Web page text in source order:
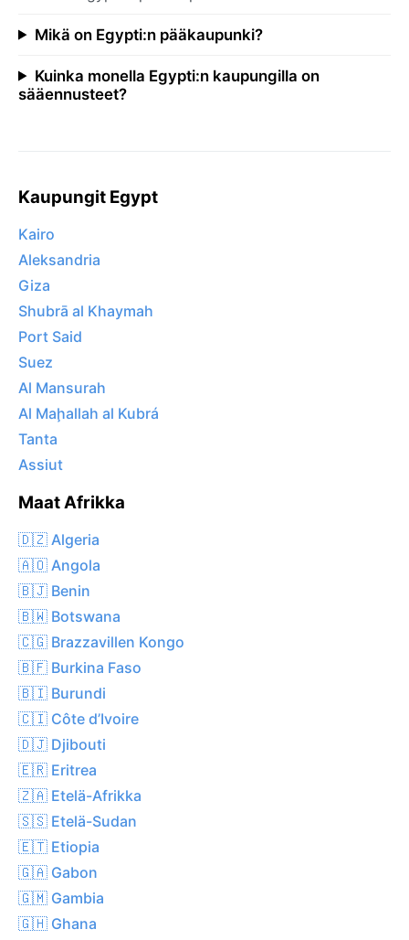
Mikä on Egypti:n pääkaupunki?
Kuinka monella Egypti:n kaupungilla on
sääennusteet?
Kaupungit Egypt
Kairo
Aleksandria
Giza
Shubrā al Khaymah
Port Said
Suez
Al Mansurah
Al Maḩallah al Kubrá
Tanta
Assiut
Maat Afrikka
🇩🇿 Algeria
🇦🇴 Angola
🇧🇯 Benin
🇧🇼 Botswana
🇨🇬 Brazzavillen Kongo
🇧🇫 Burkina Faso
🇧🇮 Burundi
🇨🇮 Côte d’Ivoire
🇩🇯 Djibouti
🇪🇷 Eritrea
🇿🇦 Etelä-Afrikka
🇸🇸 Etelä-Sudan
🇪🇹 Etiopia
🇬🇦 Gabon
🇬🇲 Gambia
🇬🇭 Ghana